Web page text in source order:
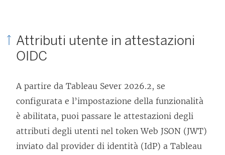
Attributi utente in attestazioni
OIDC
A partire da Tableau Sever 2026.2, se
configurata e l’impostazione della funzionalità
è abilitata, puoi passare le attestazioni degli
attributi degli utenti nel token Web JSON (JWT)
inviato dal provider di identità (IdP) a Tableau